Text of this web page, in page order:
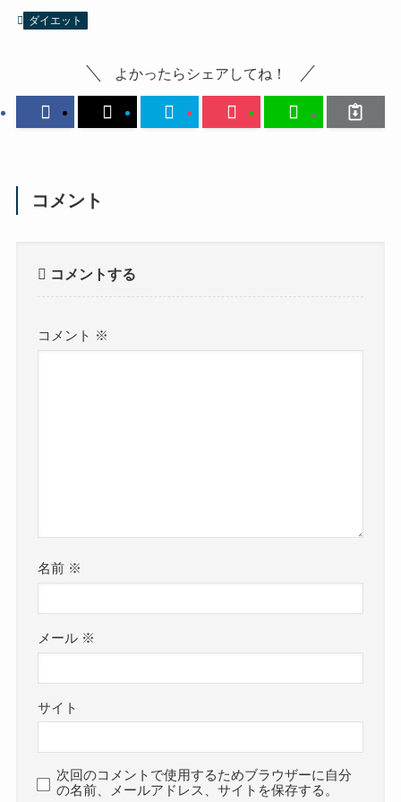
ダイエット
よかったらシェアしてね！
コメント
コメントする
コメント ※
名前 ※
メール ※
サイト
次回のコメントで使用するためブラウザーに自分
の名前、メールアドレス、サイトを保存する。